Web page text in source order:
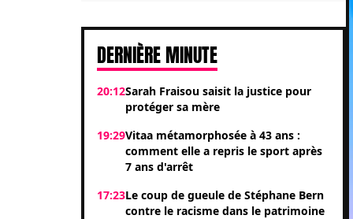
DERNIÈRE MINUTE
20:12Sarah Fraisou saisit la justice pour
protéger sa mère
19:29Vitaa métamorphosée à 43 ans :
comment elle a repris le sport après
7 ans d'arrêt
17:23Le coup de gueule de Stéphane Bern
contre le racisme dans le patrimoine